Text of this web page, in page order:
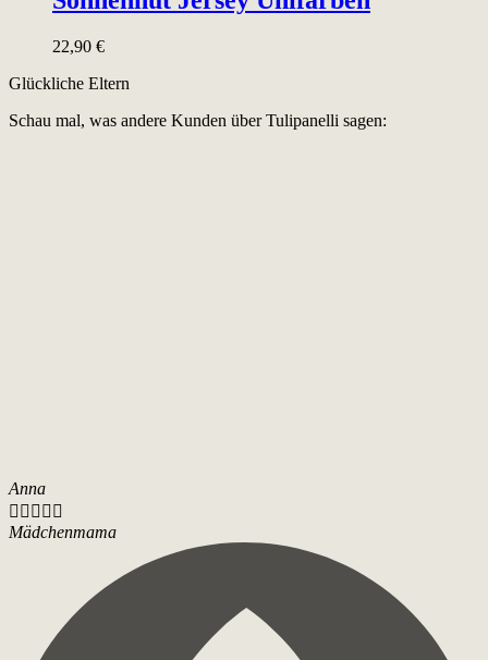
22,90 €
Glückliche Eltern
Schau mal, was andere Kunden über Tulipanelli sagen:
Anna
    
Mädchenmama